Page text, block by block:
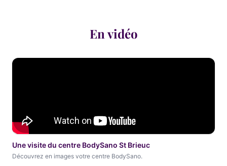
En vidéo
Une visite du centre BodySano St Brieuc
Découvrez en images votre centre BodySano.